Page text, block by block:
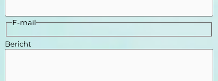
E-mail
Bericht